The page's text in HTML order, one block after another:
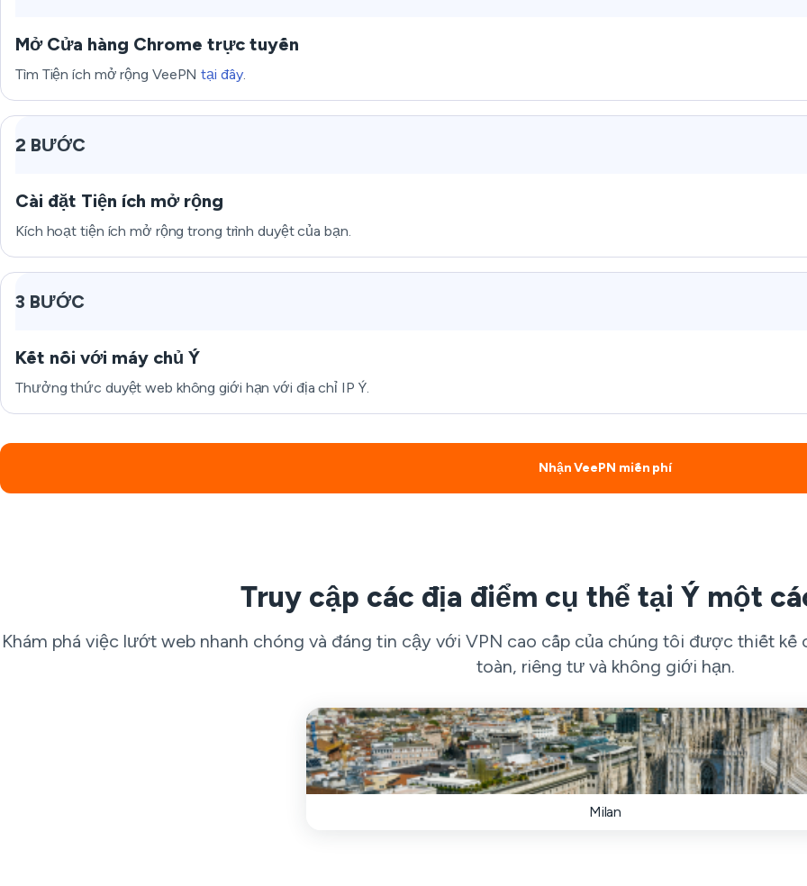
Mở Cửa hàng Chrome trực tuyến
Tìm Tiện ích mở rộng VeePNtại đây.
2 BƯỚC
Cài đặt Tiện ích mở rộng
Kích hoạt tiện ích mở rộng trong trình duyệt của bạn.
3 BƯỚC
Kết nối với máy chủ Ý
Thưởng thức duyệt web không giới hạn với địa chỉ IP Ý.
Nhận VeePN miễn phí
Truy cập các địa điểm cụ thể tại Ý một
Khám phá việc lướt web nhanh chóng và đáng tin cậy với VPN cao cấp của chúng tôi được thiết kế
toàn, riêng tư và không giới hạn.
Milan